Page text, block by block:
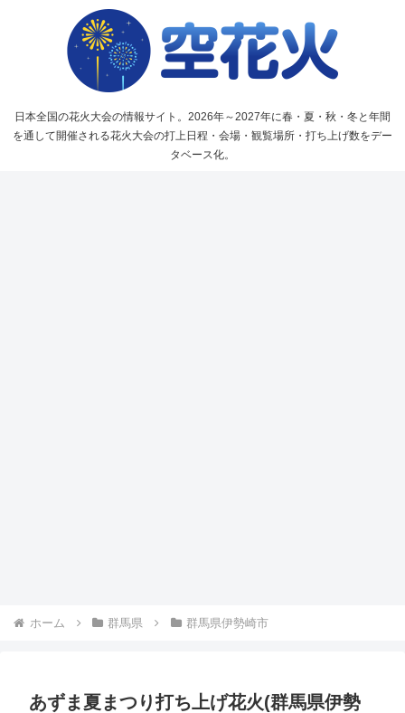
日本全国の花火大会の情報サイト。2026年～2027年に春・夏・秋・冬と年間
を通して開催される花火大会の打上日程・会場・観覧場所・打ち上げ数をデー
タベース化。
ホーム 群馬県 群馬県伊勢崎市
あずま夏まつり打ち上げ花火(群馬県伊勢